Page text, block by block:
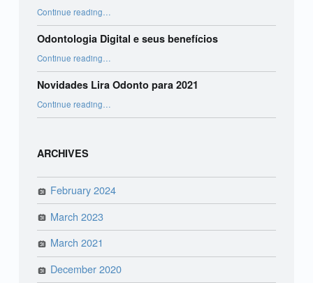
Continue reading …
Odontologia Digital e seus benefícios
Continue reading …
Novidades Lira Odonto para 2021
Continue reading …
ARCHIVES
February 2024
March 2023
March 2021
December 2020